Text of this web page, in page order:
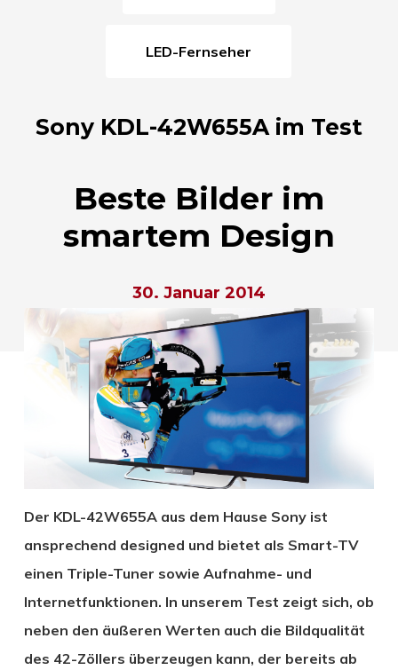
LED-Fernseher
Sony KDL-42W655A im Test
Beste Bilder im
smartem Design
30. Januar 2014
Der KDL-42W655A aus dem Hause Sony ist
ansprechend designed und bietet als Smart-TV
einen Triple-Tuner sowie Aufnahme- und
Internetfunktionen. In unserem Test zeigt sich, ob
neben den äußeren Werten auch die Bildqualität
des 42-Zöllers überzeugen kann, der bereits ab